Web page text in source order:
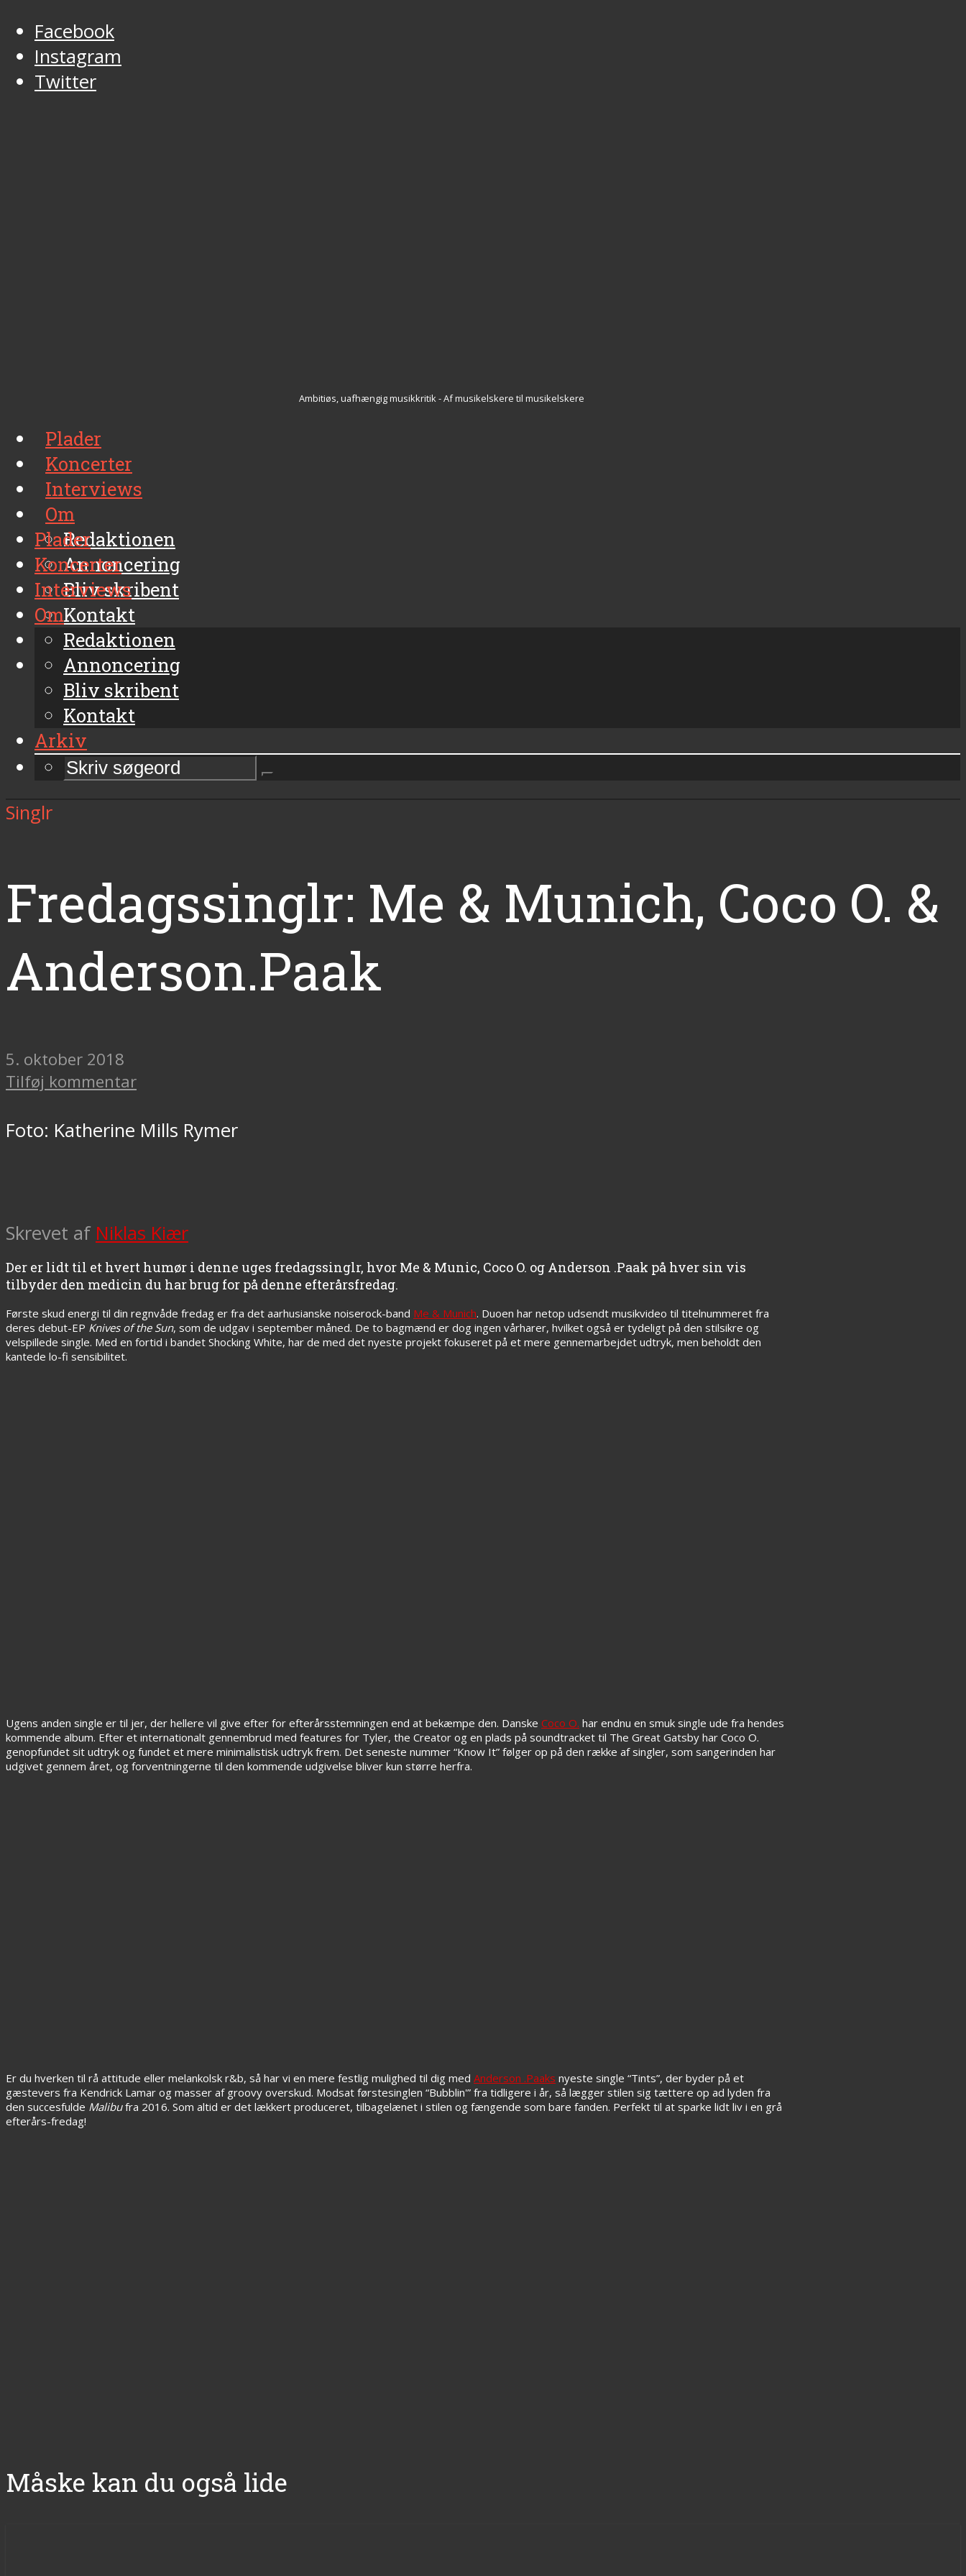
Facebook
Instagram
Twitter
Ambitiøs, uafhængig musikkritik - Af musikelskere til musikelskere
Plader
Koncerter
Interviews
Om
Redaktionen
Annoncering
Bliv skribent
Kontakt
Arkiv
Plader
Koncerter
Interviews
Om
Redaktionen
Annoncering
Bliv skribent
Kontakt
Arkiv
Singlr
Fredagssinglr: Me & Munich, Coco O. &
Anderson.Paak
5. oktober 2018
Tilføj kommentar
Foto: Katherine Mills Rymer
Skrevet af Niklas Kiær
Der er lidt til et hvert humør i denne uges fredagssinglr, hvor Me & Munic, Coco O. og Anderson .Paak på hver sin vis
tilbyder den medicin du har brug for på denne efterårsfredag.
Første skud energi til din regnvåde fredag er fra det aarhusianske noiserock-band Me & Munich. Duoen har netop udsendt musikvideo til titelnummeret fra
deres debut-EP Knives of the Sun, som de udgav i september måned. De to bagmænd er dog ingen vårharer, hvilket også er tydeligt på den stilsikre og
velspillede single. Med en fortid i bandet Shocking White, har de med det nyeste projekt fokuseret på et mere gennemarbejdet udtryk, men beholdt den
kantede lo-fi sensibilitet.
Ugens anden single er til jer, der hellere vil give efter for efterårsstemningen end at bekæmpe den. Danske Coco O. har endnu en smuk single ude fra hendes
kommende album. Efter et internationalt gennembrud med features for Tyler, the Creator og en plads på soundtracket til The Great Gatsby har Coco O.
genopfundet sit udtryk og fundet et mere minimalistisk udtryk frem. Det seneste nummer “Know It” følger op på den række af singler, som sangerinden har
udgivet gennem året, og forventningerne til den kommende udgivelse bliver kun større herfra.
Er du hverken til rå attitude eller melankolsk r&b, så har vi en mere festlig mulighed til dig med Anderson .Paaks nyeste single “Tints”, der byder på et
gæstevers fra Kendrick Lamar og masser af groovy overskud. Modsat førstesinglen “Bubblin'” fra tidligere i år, så lægger stilen sig tættere op ad lyden fra
den succesfulde Malibufra 2016. Som altid er det lækkert produceret, tilbagelænet i stilen og fængende som bare fanden. Perfekt til at sparke lidt liv i en grå
efterårs-fredag!
Måske kan du også lide